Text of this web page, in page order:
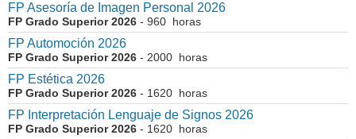
FP Asesoría de Imagen Personal 2026
FP Grado Superior 2026 - 960 horas
FP Automoción 2026
FP Grado Superior 2026 - 2000 horas
FP Estética 2026
FP Grado Superior 2026 - 1620 horas
FP Interpretación Lenguaje de Signos 2026
FP Grado Superior 2026 - 1620 horas